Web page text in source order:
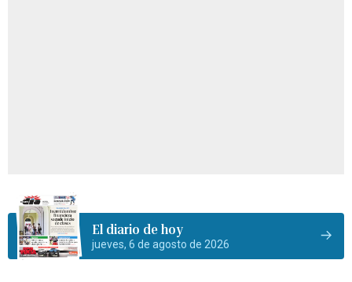
El diario de hoy
jueves, 6 de agosto de 2026